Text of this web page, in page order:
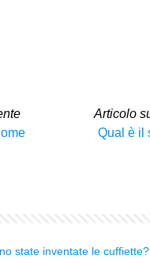
Articolo
Qual è il
state inventate le cuffiette?